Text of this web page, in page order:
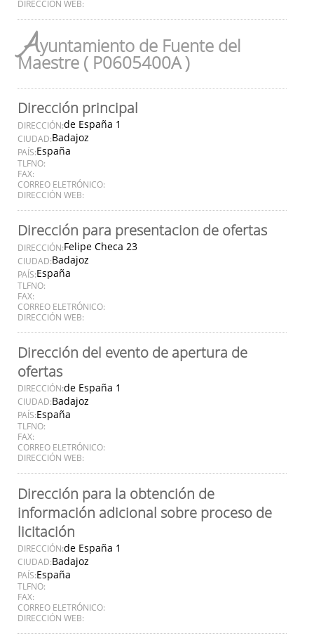
DIRECCIÓN WEB:
Ayuntamiento de Fuente del
Maestre ( P0605400A )
Dirección principal
DIRECCIÓN:de España 1
CIUDAD:Badajoz
PAÍS:España
TLFNO:
FAX:
CORREO ELETRÓNICO:
DIRECCIÓN WEB:
Dirección para presentacion de ofertas
DIRECCIÓN:Felipe Checa 23
CIUDAD:Badajoz
PAÍS:España
TLFNO:
FAX:
CORREO ELETRÓNICO:
DIRECCIÓN WEB:
Dirección del evento de apertura de
ofertas
DIRECCIÓN:de España 1
CIUDAD:Badajoz
PAÍS:España
TLFNO:
FAX:
CORREO ELETRÓNICO:
DIRECCIÓN WEB:
Dirección para la obtención de
información adicional sobre proceso de
licitación
DIRECCIÓN:de España 1
CIUDAD:Badajoz
PAÍS:España
TLFNO:
FAX:
CORREO ELETRÓNICO:
DIRECCIÓN WEB: